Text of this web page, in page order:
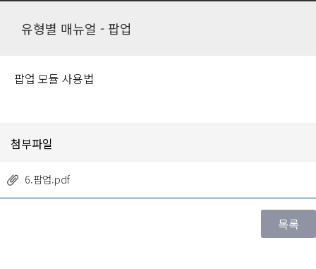
유형별 매뉴얼 - 팝업
팝업 모듈 사용법
첨부파일
6.팝업.pdf